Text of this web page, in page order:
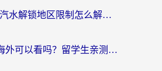
海外党必看：汽水解锁地区限制怎么解除？3招解决国内影音&生活服务难题
央视影音VIP海外可以看吗？留学生亲测有效的回国加速器选择指南